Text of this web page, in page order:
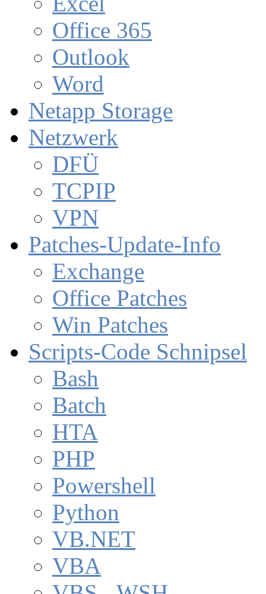
Office 365
Outlook
Word
Netapp Storage
Netzwerk
DFÜ
TCPIP
VPN
Patches-Update-Info
Exchange
Office Patches
Win Patches
Scripts-Code Schnipsel
Bash
Batch
HTA
PHP
Powershell
Python
VB.NET
VBA